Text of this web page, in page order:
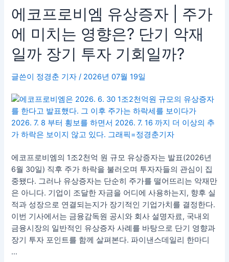
까?
|
청
약
권
락
·
신
주
수
권
총
정
리
에코프로비엠 유상증자 | 주가
에 미치는 영향은? 단기 악재
일까 장기 투자 기회일까?
글쓴이 정경춘 기자/ 2026년 07월 19일
에코프로비엠의 1조2천억 원 규모 유상증자는 발표(2026년
6월 30일) 직후 주가 하락을 불러오며 투자자들의 관심이 집
중됐다. 그러나 유상증자는 단순히 주가를 떨어뜨리는 악재만
은 아니다. 기업이 조달한 자금을 어디에 사용하는지, 향후 실
적과 성장으로 연결되는지가 장기적인 기업가치를 결정한다.
이번 기사에서는 금융감독원 공시와 회사 설명자료, 국내외
금융시장의 일반적인 유상증자 사례를 바탕으로 단기 영향과
장기 투자 포인트를 함께 살펴본다. 파이낸스데일리 한마디
…
에
코
프
비
유
상
증
자
|
주
에
미
치
는
영
향
은?
단
기